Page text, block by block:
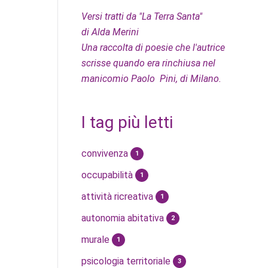
Versi tratti da "La Terra Santa"
di Alda Merini
Una raccolta di poesie che l'autrice
scrisse quando era rinchiusa nel
manicomio Paolo Pini, di Milano.
I tag più letti
convivenza 1
occupabilità 1
attività ricreativa 1
autonomia abitativa 2
murale 1
psicologia territoriale 3